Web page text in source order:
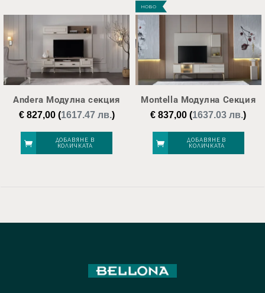
Andera Модулна секция
€827,00(1617.47 лв.)
ДОБАВЯНЕ В
КОЛИЧКАТА
НОВО
Montella Модулна Секция
€ 837,00 (1637.03 лв.)
ДОБАВЯНЕ В
КОЛИЧКАТА